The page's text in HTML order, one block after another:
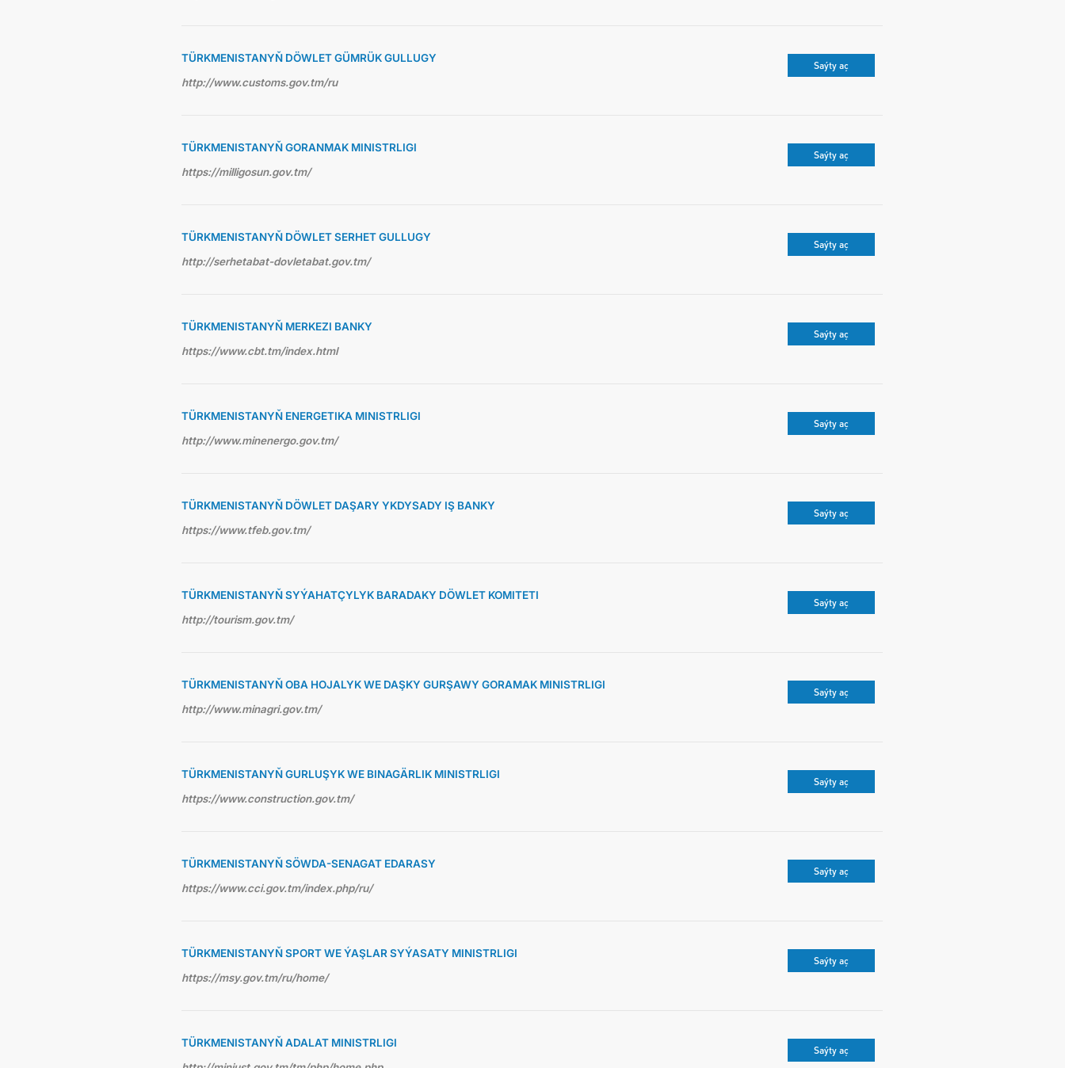
TÜRKMENISTANYŇ DÖWLET GÜMRÜK GULLUGY
http://www.customs.gov.tm/ru
Saýty aç
TÜRKMENISTANYŇ GORANMAK MINISTRLIGI
https://milligosun.gov.tm/
Saýty aç
TÜRKMENISTANYŇ DÖWLET SERHET GULLUGY
http://serhetabat-dovletabat.gov.tm/
Saýty aç
TÜRKMENISTANYŇ MERKEZI BANKY
https://www.cbt.tm/index.html
Saýty aç
TÜRKMENISTANYŇ ENERGETIKA MINISTRLIGI
http://www.minenergo.gov.tm/
Saýty aç
TÜRKMENISTANYŇ DÖWLET DAŞARY YKDYSADY IŞ BANKY
https://www.tfeb.gov.tm/
Saýty aç
TÜRKMENISTANYŇ SYÝAHATÇYLYK BARADAKY DÖWLET KOMITETI
http://tourism.gov.tm/
Saýty aç
TÜRKMENISTANYŇ OBA HOJALYK WE DAŞKY GURŞAWY GORAMAK MINISTRLIGI
http://www.minagri.gov.tm/
Saýty aç
TÜRKMENISTANYŇ GURLUŞYK WE BINAGÄRLIK MINISTRLIGI
https://www.construction.gov.tm/
Saýty aç
TÜRKMENISTANYŇ SÖWDA-SENAGAT EDARASY
https://www.cci.gov.tm/index.php/ru/
Saýty aç
TÜRKMENISTANYŇ SPORT WE ÝAŞLAR SYÝASATY MINISTRLIGI
https://msy.gov.tm/ru/home/
Saýty aç
TÜRKMENISTANYŇ ADALAT MINISTRLIGI
Saýty aç